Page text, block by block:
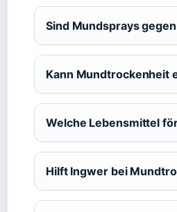
Sind Mundsprays
Kann Mundtrockenheit
Welche Lebensmittel
Hilft Ingwer bei